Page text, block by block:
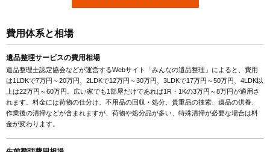
費用体系と相場
遺品整理サービスの費用相場
遺品整理士認定協会などが運営するWebサイト「みんなの遺品整理」によると、費用
は1LDKで7万円～20万円、2LDKで12万円～30万円、3LDKで17万円～50万円、4LDK以
上は22万円～60万円。広い家でも1部屋だけであれば1R・1Kの3万円～8万円が適用さ
れます。料金には荷物の仕分け、不用品の回収・処分、貴重品の捜索、遺品の供養、
作業後の清掃などが含まれますが、荷物や処分品が多い、特殊清掃が必要な場合は料
金が変わります。